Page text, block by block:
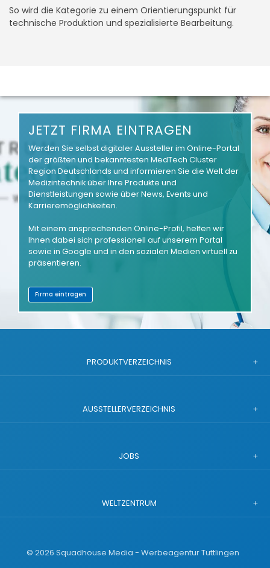
So wird die Kategorie zu einem Orientierungspunkt für
technische Produktion und spezialisierte Bearbeitung.
JETZT FIRMA EINTRAGEN
Werden Sie selbst digitaler Aussteller im Online-Portal
der größten und bekanntesten MedTech Cluster
Region Deutschlands und informieren Sie die Welt der
Medizintechnik über Ihre Produkte und
Dienstleistungen sowie über News, Events und
Karrieremöglichkeiten.
Mit einem ansprechenden Online-Profil, helfen wir
Ihnen dabei sich professionell auf unserem Portal
sowie in Google und in den sozialen Medien virtuell zu
präsentieren.
Firma eintragen
PRODUKTVERZEICHNIS
AUSSTELLERVERZEICHNIS
JOBS
WELTZENTRUM
© 2026 Squadhouse Media - Werbeagentur Tuttlingen